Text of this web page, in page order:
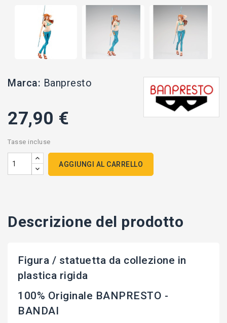
Marca: Banpresto
27,90 €
Tasse incluse
AGGIUNGI AL CARRELLO
Descrizione del prodotto
Figura / statuetta da collezione in
plastica rigida
100% Originale BANPRESTO -
BANDAI